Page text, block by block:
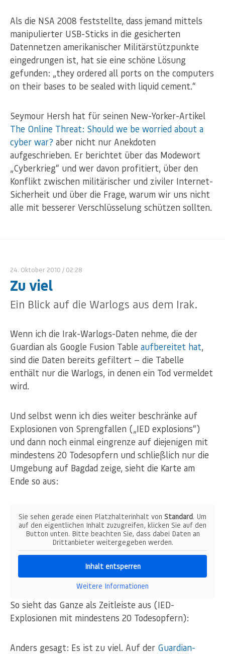
Als die NSA 2008 feststellte, dass jemand mittels
manipulierter USB-Sticks in die gesicherten
Datennetzen amerikanischer Militärstützpunkte
eingedrungen ist, hat sie eine schöne Lösung
gefunden: „they ordered all ports on the computers
on their bases to be sealed with liquid cement.“
Seymour Hersh hat für seinen New-Yorker-Artikel
The Online Threat: Should we be worried about a
cyber war? aber nicht nur Anekdoten
aufgeschrieben. Er berichtet über das Modewort
„Cyberkrieg“ und wer davon profitiert, über den
Konflikt zwischen militärischer und ziviler Internet-
Sicherheit und über die Frage, warum wir uns nicht
alle mit besserer Verschlüsselung schützen sollten.
24. Oktober 2010 / 02:28
Zu viel
Ein Blick auf die Warlogs aus dem Irak.
Wenn ich die Irak-Warlogs-Daten nehme, die der
Guardian als Google Fusion Table aufbereitet hat,
sind die Daten bereits gefiltert — die Tabelle
enthält nur die Warlogs, in denen ein Tod vermeldet
wird.
Und selbst wenn ich dies weiter beschränke auf
Explosionen von Sprengfallen („IED explosions“)
und dann noch einmal eingrenze auf diejenigen mit
mindestens 20 Todesopfern und schließlich nur die
Umgebung auf Bagdad zeige, sieht die Karte am
Ende so aus:
Sie sehen gerade einen Platzhalterinhalt von Standard. Um
auf den eigentlichen Inhalt zuzugreifen, klicken Sie auf den
Button unten. Bitte beachten Sie, dass dabei Daten an
Drittanbieter weitergegeben werden.
Inhalt entsperren
Weitere Informationen
So sieht das Ganze als Zeitleiste aus (IED-
Explosionen mit mindestens 20 Todesopfern):
Anders gesagt: Es ist zu viel. Auf der Guardian-